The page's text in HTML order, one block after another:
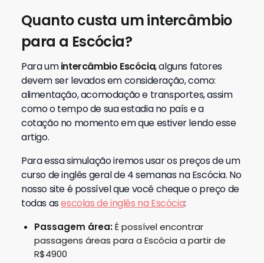
Quanto custa um intercâmbio
para a Escócia?
Para umintercâmbio Escócia, alguns fatores
devem ser levados em consideração, como:
alimentação, acomodação e transportes, assim
como o tempo de sua estadia no país e a
cotação no momento em que estiver lendo esse
artigo.
Para essa simulação iremos usar os preços de um
curso de inglês geral de 4 semanas na Escócia. No
nosso site é possível que você cheque o preço de
todas asescolas de inglês na Escócia:
Passagem área:É possível encontrar
passagens áreas para a Escócia a partir de
R$4900